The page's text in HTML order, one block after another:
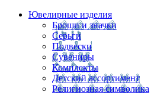
Ювелирные изделия
Броши и значки
Серьги
Подвески
Сувениры
Комплекты
Детский ассортимент
Религиозная символика